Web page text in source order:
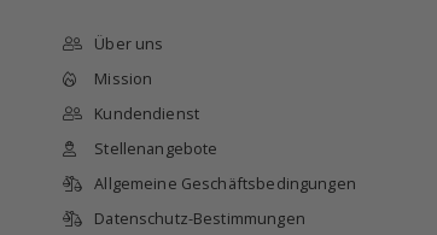
Über uns
Mission
Kundendienst
Stellenangebote
Allgemeine Geschäftsbedingungen
Datenschutz-Bestimmungen